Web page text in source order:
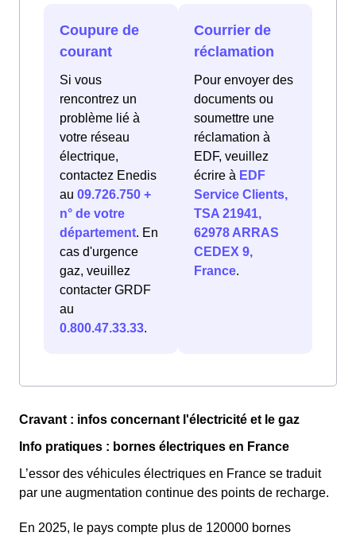
Coupure de
courant
Si vous
rencontrez un
problème lié à
votre réseau
électrique,
contactez Enedis
au 09.726.750 +
n° de votre
département. En
cas d'urgence
gaz, veuillez
contacter GRDF
au
0.800.47.33.33.
Courrier de
réclamation
Pour envoyer des
documents ou
soumettre une
réclamation à
EDF, veuillez
écrire à EDF
Service Clients,
TSA 21941,
62978 ARRAS
CEDEX 9,
France.
Cravant : infos concernant l'électricité et le gaz
Info pratiques : bornes électriques en France
L’essor des véhicules électriques en France se traduit
par une augmentation continue des points de recharge.
En 2025, le pays compte plus de 120000 bornes